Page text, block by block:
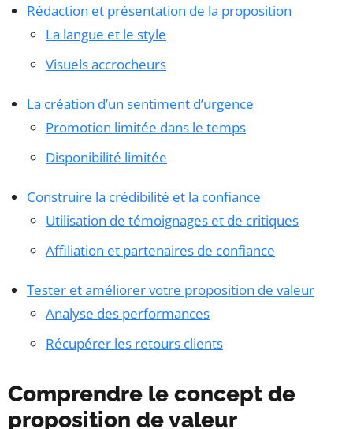
Rédaction et présentation de la proposition
La langue et le style
Visuels accrocheurs
La création d’un sentiment d’urgence
Promotion limitée dans le temps
Disponibilité limitée
Construire la crédibilité et la confiance
Utilisation de témoignages et de critiques
Affiliation et partenaires de confiance
Tester et améliorer votre proposition de valeur
Analyse des performances
Récupérer les retours clients
Comprendre le concept de
proposition de valeur